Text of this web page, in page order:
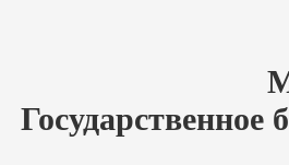
Государственное